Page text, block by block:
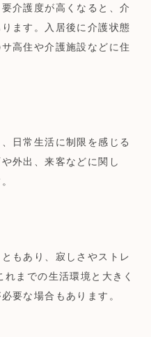
介護度が高くなると、介
ます。入居後に介護状態
高住や介護施設などに住
日常生活に制限を感じる
外出、来客などに関し
もあり、寂しさやストレ
までの生活環境と大きく
要な場合もあります。